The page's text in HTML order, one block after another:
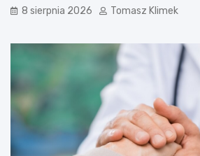
8 sierpnia 2026 Tomasz Klimek